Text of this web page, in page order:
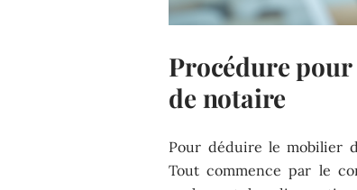
Procédure
de notaire
Pour déduire le mobilier
Tout commence par le